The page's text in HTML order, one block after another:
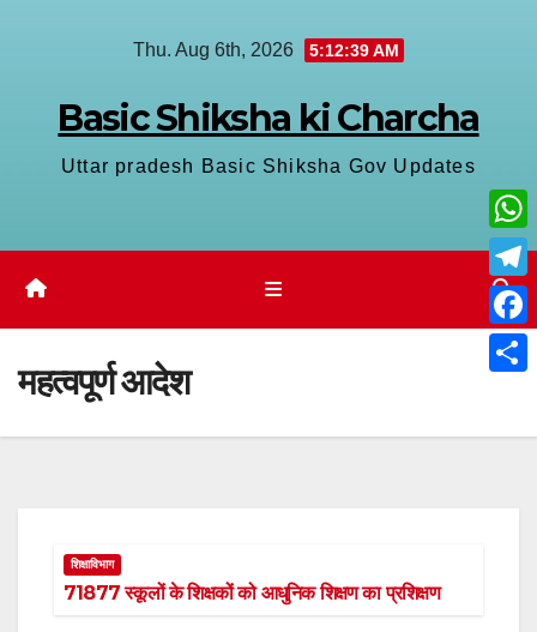
Thu. Aug 6th, 2026 5:12:40 AM
Basic Shiksha ki Charcha
Uttar pradesh Basic Shiksha Gov Updates
महत्वपूर्ण आदेश
शिक्षाविभाग
71877 स्कूलों के शिक्षकों को आधुनिक शिक्षण का प्रशिक्षण
W
h
a
A
T
e
l
F